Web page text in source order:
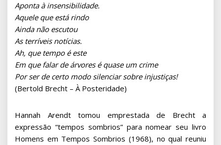
Aponta à insensibilidade.
Aquele que está rindo
Ainda não escutou
As terríveis notícias.
Ah, que tempo é este
Em que falar de árvores é quase um crime
Por ser de certo modo silenciar sobre injustiças!
(Bertold Brecht – À Posteridade)
Hannah Arendt tomou emprestada de Brecht a
expressão “tempos sombrios” para nomear seu livro
Homens em Tempos Sombrios (1968), no qual reuniu